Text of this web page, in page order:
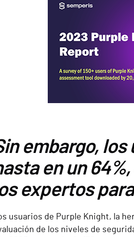
embargo,
en un
expertos
usuarios de Purple Knight, la
de los niveles de